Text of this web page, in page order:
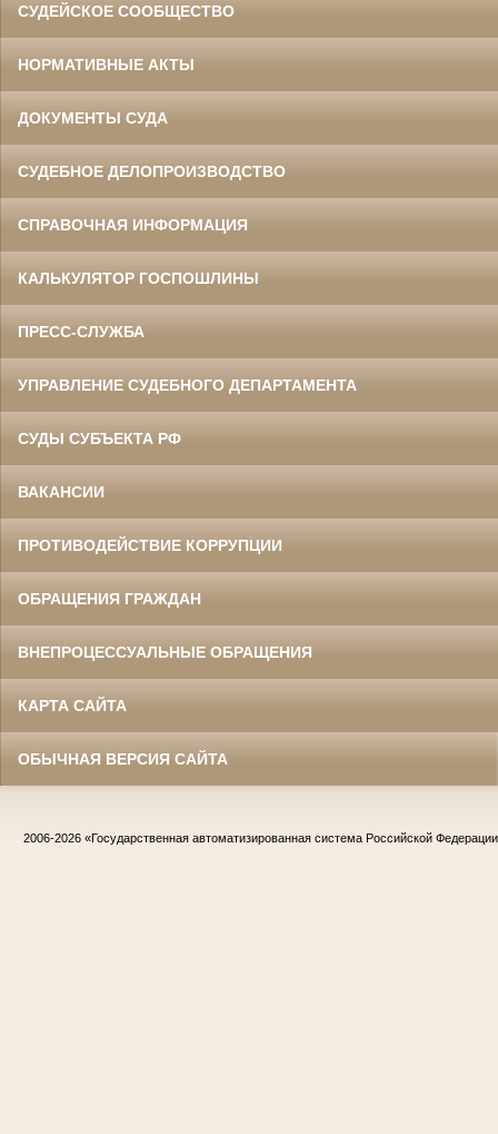
СУДЕЙСКОЕ СООБЩЕСТВО
НОРМАТИВНЫЕ АКТЫ
ДОКУМЕНТЫ СУДА
СУДЕБНОЕ ДЕЛОПРОИЗВОДСТВО
СПРАВОЧНАЯ ИНФОРМАЦИЯ
КАЛЬКУЛЯТОР ГОСПОШЛИНЫ
ПРЕСС-СЛУЖБА
УПРАВЛЕНИЕ СУДЕБНОГО ДЕПАРТАМЕНТА
СУДЫ СУБЪЕКТА РФ
ВАКАНСИИ
ПРОТИВОДЕЙСТВИЕ КОРРУПЦИИ
ОБРАЩЕНИЯ ГРАЖДАН
ВНЕПРОЦЕССУАЛЬНЫЕ ОБРАЩЕНИЯ
КАРТА САЙТА
ОБЫЧНАЯ ВЕРСИЯ САЙТА
2006-2026 «Государственная автоматизированная система Российской